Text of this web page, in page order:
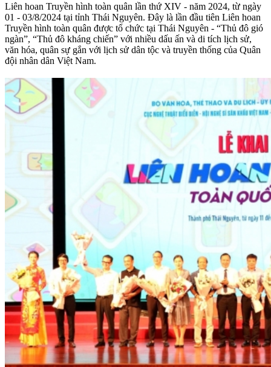
Liên hoan Truyền hình toàn quân lần thứ XIV - năm 2024, từ ngày
01 - 03/8/2024 tại tỉnh Thái Nguyên. Đây là lần đầu tiên Liên hoan
Truyền hình toàn quân được tổ chức tại Thái Nguyên - “Thủ đô gió
ngàn”, “Thủ đô kháng chiến” với nhiều dấu ấn và di tích lịch sử,
văn hóa, quân sự gắn với lịch sử dân tộc và truyền thống của Quân
đội nhân dân Việt Nam.